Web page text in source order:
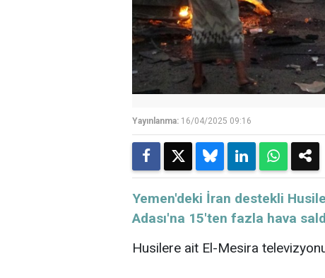
Yayınlanma: 16/04/2025 09:16
Yemen'deki İran destekli
Adası'na 15'ten fazla hava
Husilere ait El-Mesira